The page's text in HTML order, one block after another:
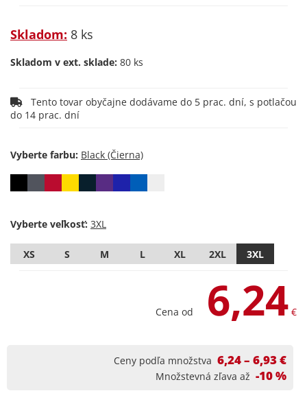
Skladom: 8 ks
Skladom v ext. sklade: 80 ks
do 14 prac. dní
Vyberte farbu:
Vyberte veľkosť:
XS S M L XL 2XL 3XL
Cena od 6,24 €
Ceny podľa množstva 6,24 – 6,93 €
Množstevná zľava až -10 %